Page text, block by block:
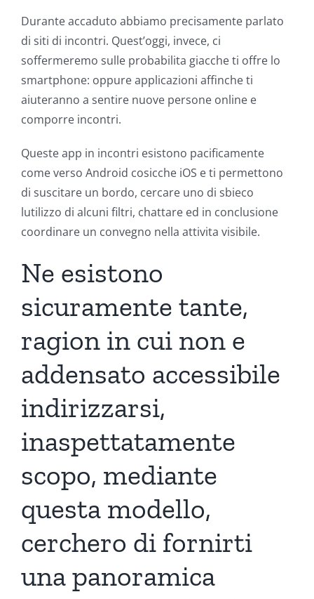
Durante accaduto abbiamo precisamente parlato
di siti di incontri. Quest’oggi, invece, ci
soffermeremo sulle probabilita giacche ti offre lo
smartphone: oppure applicazioni affinche ti
aiuteranno a sentire nuove persone online e
comporre incontri.
Queste app in incontri esistono pacificamente
come verso Android cosicche iOS e ti permettono
di suscitare un bordo, cercare uno di sbieco
lutilizzo di alcuni filtri, chattare ed in conclusione
coordinare un convegno nella attivita visibile.
Ne esistono
sicuramente tante,
ragion in cui non e
addensato accessibile
indirizzarsi,
inaspettatamente
scopo, mediante
questa modello,
cerchero di fornirti
una panoramica